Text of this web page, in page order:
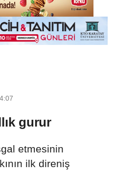
gurur
etmesinin
ilk direniş